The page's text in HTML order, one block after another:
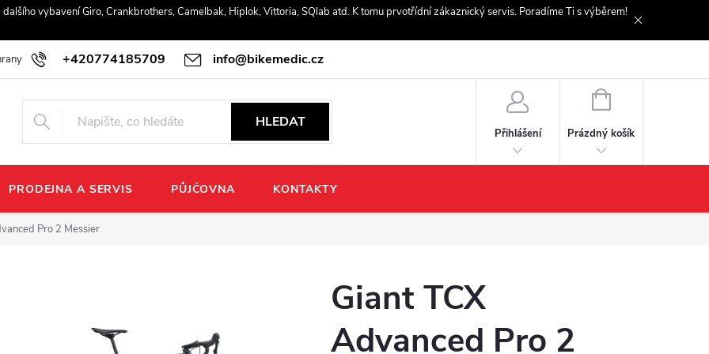
vybavení Giro, Crankbrothers, Camelbak, Hiplok, Vittoria, SQlab atd. K tomu prvotřídní zákaznický servis. Poradíme Ti s výběrem!
+420774185709 info@bikemedic.cz
osobních údajů
HLEDAT
Přihlášení
NÁKUPNÍ
Prázdný košík
PRODEJNA A SERVIS PŮJČOVNA KONTAKTY
Pro 2 Messier
Giant TCX
Advanced Pro 2